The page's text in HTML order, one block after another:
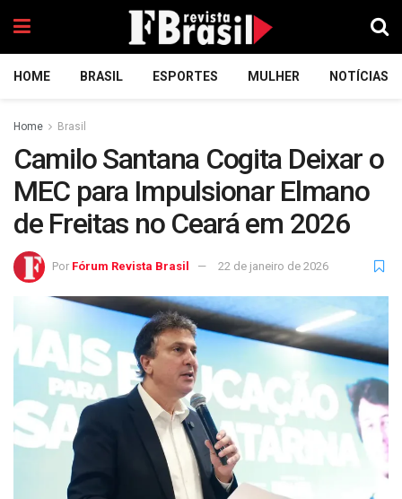
HOME BRASIL ESPORTES MULHER NOTÍCIAS
Home Brasil
Camilo Santana Cogita Deixar o
MEC para Impulsionar Elmano
de Freitas no Ceará em 2026
Por Fórum Revista Brasil 22 de janeiro de 2026